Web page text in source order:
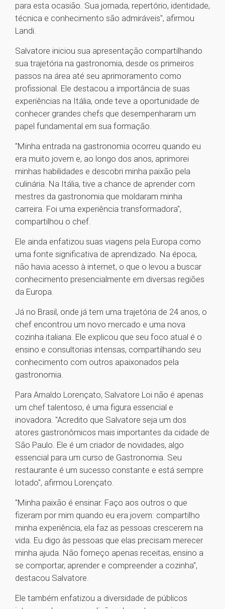
para esta ocasião. Sua jornada, repertório, identidade,
técnica e conhecimento são admiráveis", afirmou
Landi.
Salvatore iniciou sua apresentação compartilhando
sua trajetória na gastronomia, desde os primeiros
passos na área até seu aprimoramento como
profissional. Ele destacou a importância de suas
experiências na Itália, onde teve a oportunidade de
conhecer grandes chefs que desempenharam um
papel fundamental em sua formação.
"Minha entrada na gastronomia ocorreu quando eu
era muito jovem e, ao longo dos anos, aprimorei
minhas habilidades e descobri minha paixão pela
culinária. Na Itália, tive a chance de aprender com
mestres da gastronomia que moldaram minha
carreira. Foi uma experiência transformadora",
compartilhou o chef.
Ele ainda enfatizou suas viagens pela Europa como
uma fonte significativa de aprendizado. Na época,
não havia acesso à internet, o que o levou a buscar
conhecimento presencialmente em diversas regiões
da Europa.
Já no Brasil, onde já tem uma trajetória de 24 anos, o
chef encontrou um novo mercado e uma nova
cozinha italiana. Ele explicou que seu foco atual é o
ensino e consultorias intensas, compartilhando seu
conhecimento com outros apaixonados pela
gastronomia.
Para Arnaldo Lorençato, Salvatore Loi não é apenas
um chef talentoso, é uma figura essencial e
inovadora. "Acredito que Salvatore seja um dos
atores gastronômicos mais importantes da cidade de
São Paulo. Ele é um criador de novidades, algo
essencial para um curso de Gastronomia. Seu
restaurante é um sucesso constante e está sempre
lotado", afirmou Lorençato.
"Minha paixão é ensinar. Faço aos outros o que
fizeram por mim quando eu era jovem: compartilho
minha experiência, ela faz as pessoas crescerem na
vida. Eu digo às pessoas que elas precisam merecer
minha ajuda. Não forneço apenas receitas, ensino a
se comportar, aprender e compreender a cozinha",
destacou Salvatore.
Ele também enfatizou a diversidade de públicos